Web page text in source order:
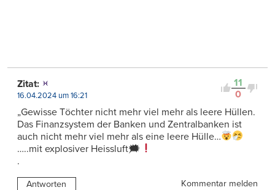
11
0
Zitat:
16.04.2024 um 16:21
„Gewisse Töchter nicht mehr viel mehr als leere Hüllen.
Das Finanzsystem der Banken und Zentralbanken ist
auch nicht mehr viel mehr als eine leere Hülle…
…..mit explosiver Heissluft🗯
.
Antworten Kommentar melden